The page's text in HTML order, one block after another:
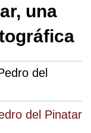
del Pinatar
una
del